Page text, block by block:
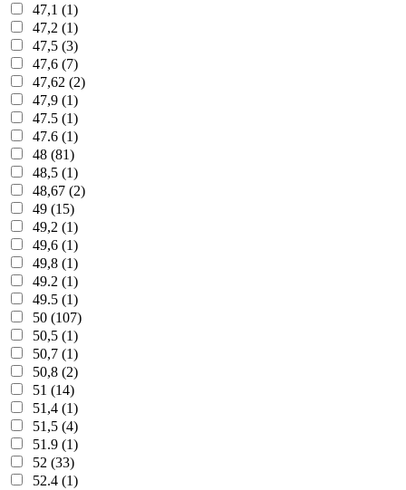
47,1 (1)
47,2 (1)
47,5 (3)
47,6 (7)
47,62 (2)
47,9 (1)
47.5 (1)
47.6 (1)
48 (81)
48,5 (1)
48,67 (2)
49 (15)
49,2 (1)
49,6 (1)
49,8 (1)
49.2 (1)
49.5 (1)
50 (107)
50,5 (1)
50,7 (1)
50,8 (2)
51 (14)
51,4 (1)
51,5 (4)
51.9 (1)
52 (33)
52.4 (1)